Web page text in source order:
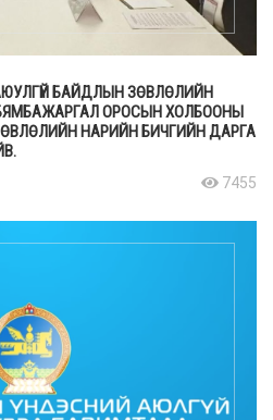
БАЙДЛЫН ЗӨВЛӨЛИЙН
ОРОСЫН ХОЛБООНЫ
НАРИЙН БИЧГИЙН ДАРГА
7455